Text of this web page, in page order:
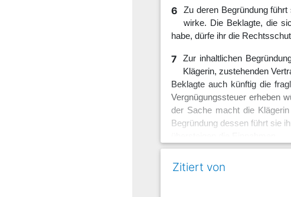
6
Zu deren Begründung
wirke. Die Beklagte, die
habe, dürfe ihr die
7
Zur inhaltlichen
Klägerin, zustehenden
Beklagte auch künftig die
Vergnügungssteuer erheben
der Sache macht die
Begründung dessen führt sie
Zitiert von